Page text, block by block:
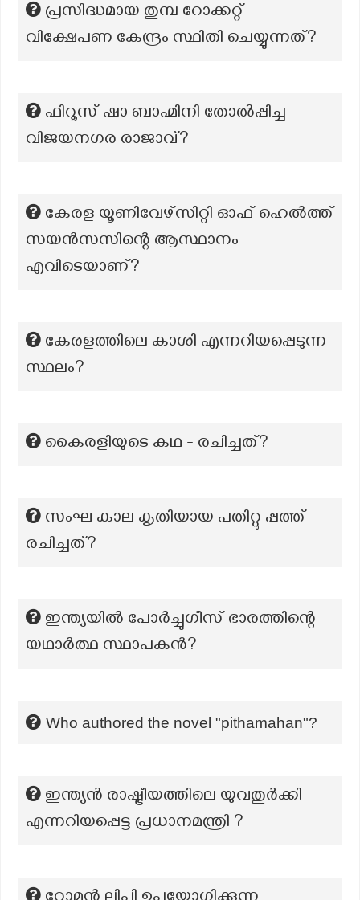
പ്രസിദ്ധമായ തുമ്പ റോക്കറ്റ്
വിക്ഷേപണ കേന്ദ്രം സ്ഥിതി ചെയ്യുന്നത്?
ഫിറൂസ് ഷാ ബാഹ്മിനി തോൽപ്പിച്ച
വിജയനഗര രാജാവ്?
കേരള യൂണിവേഴ്സിറ്റി ഓഫ് ഹെൽത്ത്
സയൻസസിന്റെ ആസ്ഥാനം
എവിടെയാണ്?
കേരളത്തിലെ കാശി എന്നറിയപ്പെടുന്ന
സ്ഥലം?
കൈരളിയുടെ കഥ - രചിച്ചത്?
സംഘ കാല കൃതിയായ പതിറ്റു പ്പത്ത്
രചിച്ചത്?
ഇന്ത്യയിൽ പോർച്ചുഗീസ് ഭാരത്തിന്റെ
യഥാർത്ഥ സ്ഥാപകൻ?
Who authored the novel "pithamahan"?
ഇന്ത്യൻ രാഷ്ട്രീയത്തിലെ യുവതുർക്കി
എന്നറിയപ്പെട്ട പ്രധാനമന്ത്രി ?